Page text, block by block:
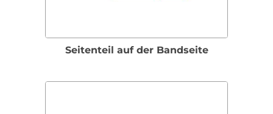
Seitenteil auf der Bandseite